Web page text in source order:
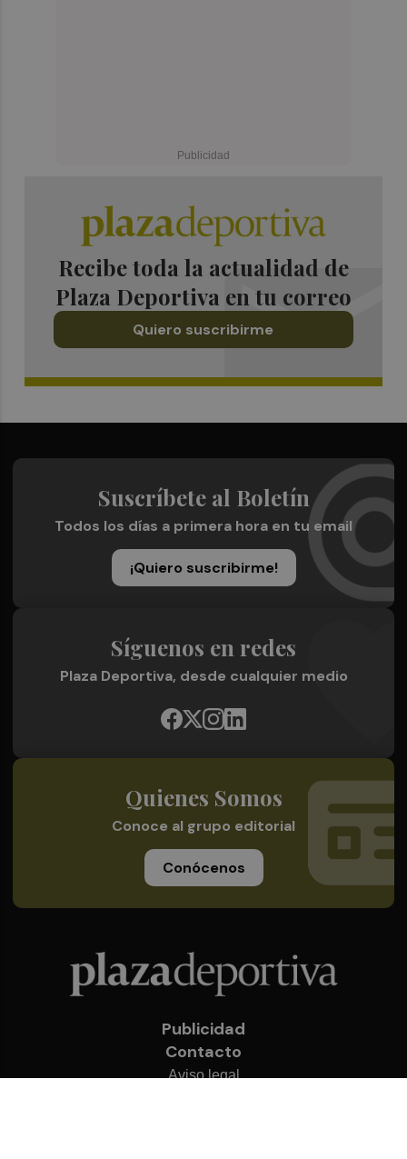
Recibe toda la actualidad de
Plaza Deportiva en tu correo
Quiero suscribirme
Suscríbete al Boletín
Todos los días a primera hora en tu email
¡Quiero suscribirme!
Síguenos en redes
Plaza Deportiva, desde cualquier medio
Quienes Somos
Conoce al grupo editorial
Conócenos
Publicidad
Contacto
Aviso legal